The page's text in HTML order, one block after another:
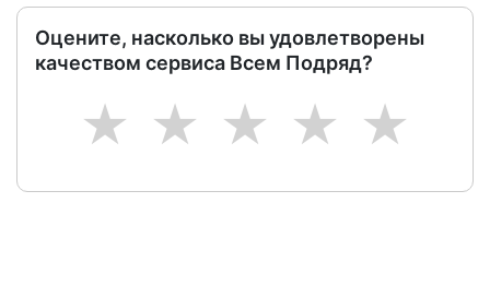
Оцените, насколько вы удовлетворены
качеством сервиса Всем Подряд?
5
4
3
2
1